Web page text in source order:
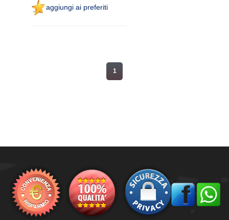
aggiungi ai preferiti
1